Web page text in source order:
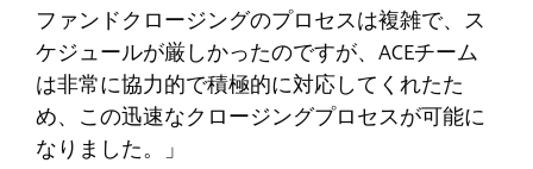
ファンドクロージングのプロセスは複雑で、ス
ケジュールが厳しかったのですが、ACEチーム
は非常に協力的で積極的に対応してくれたた
め、この迅速なクロージングプロセスが可能に
なりました。」